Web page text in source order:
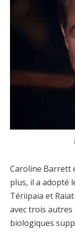
Caroline Barrett
plus, il a adopté
Tériipaia et
avec trois autres
biologiques